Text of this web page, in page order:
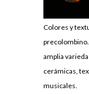
Colores y
precolombino.
amplia
cerámicas,
musicales.